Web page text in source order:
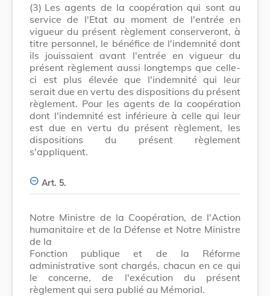
(3) Les agents de la coopération qui sont au
service de l'Etat au moment de l'entrée en
vigueur du présent règlement conserveront, à
titre personnel, le bénéfice de l'indemnité dont
ils jouissaient avant l'entrée en vigueur du
présent règlement aussi longtemps que celle-
ci est plus élevée que l'indemnité qui leur
serait due en vertu des dispositions du présent
règlement. Pour les agents de la coopération
dont l'indemnité est inférieure à celle qui leur
est due en vertu du présent règlement, les
dispositions du présent règlement
s'appliquent.
Art. 5.
Notre Ministre de la Coopération, de l'Action
humanitaire et de la Défense et Notre Ministre
de la
Fonction publique et de la Réforme
administrative sont chargés, chacun en ce qui
le concerne, de l'exécution du présent
règlement qui sera publié au Mémorial.